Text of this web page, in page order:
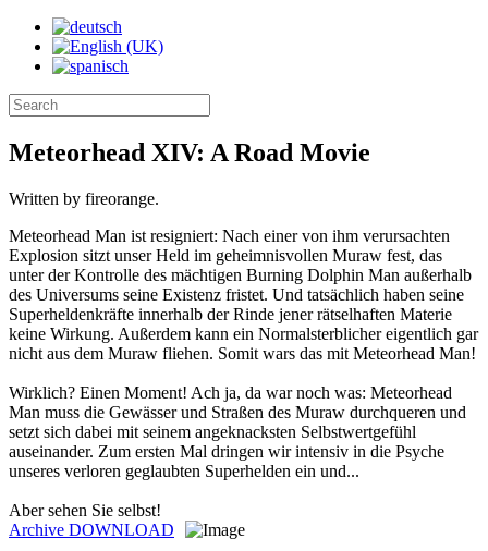
Meteorhead XIV: A Road Movie
Written by fireorange.
Meteorhead Man ist resigniert: Nach einer von ihm verursachten
Explosion sitzt unser Held im geheimnisvollen Muraw fest, das
unter der Kontrolle des mächtigen Burning Dolphin Man außerhalb
des Universums seine Existenz fristet. Und tatsächlich haben seine
Superheldenkräfte innerhalb der Rinde jener rätselhaften Materie
keine Wirkung. Außerdem kann ein Normalsterblicher eigentlich gar
nicht aus dem Muraw fliehen. Somit wars das mit Meteorhead Man!
Wirklich? Einen Moment! Ach ja, da war noch was: Meteorhead
Man muss die Gewässer und Straßen des Muraw durchqueren und
setzt sich dabei mit seinem angeknacksten Selbstwertgefühl
auseinander. Zum ersten Mal dringen wir intensiv in die Psyche
unseres verloren geglaubten Superhelden ein und...
Aber sehen Sie selbst!
Archive DOWNLOAD